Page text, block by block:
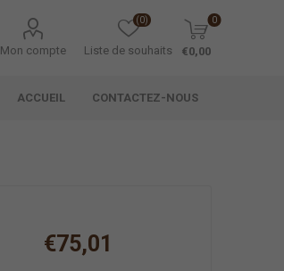
Mon compte Liste de souhaits
(0) 0
€0,00
ACCUEIL CONTACTEZ-NOUS
€75,01